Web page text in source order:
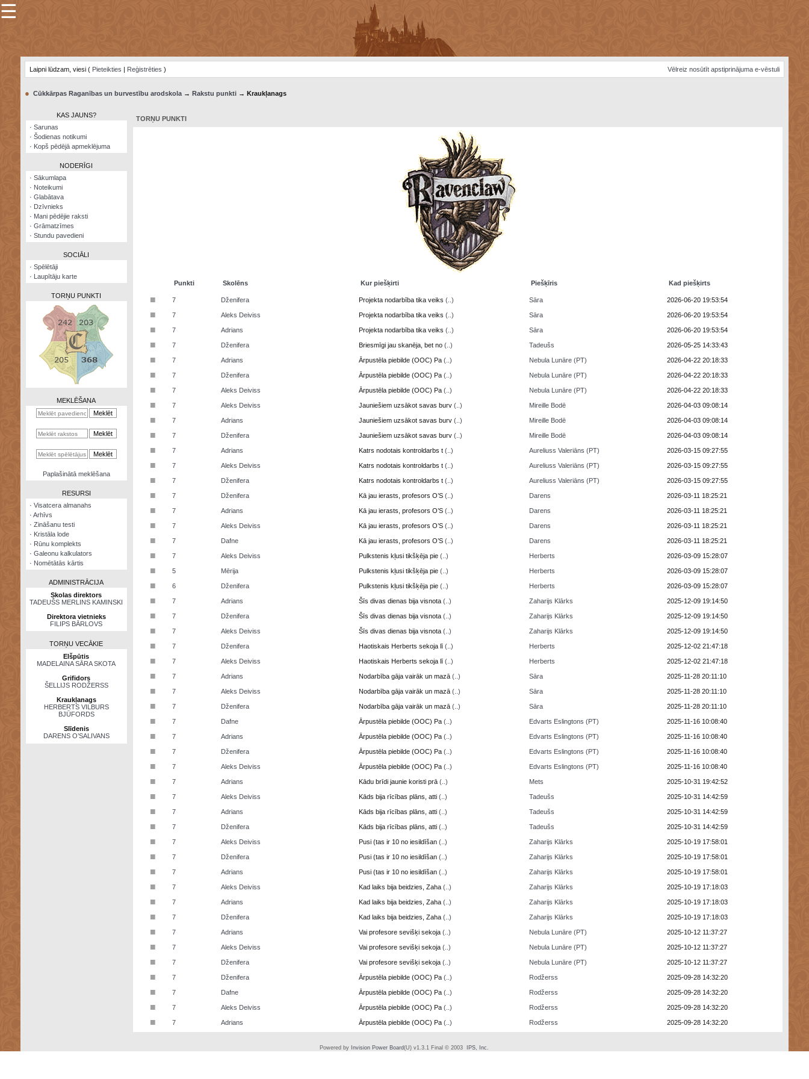
×
Šodienas
Visatcera
almanahs
kalkulators
☰
Laipni lūdzam, viesi ( Pieteikties | Reģistrēties ) Vēlreiz nosūtīt apstiprinājuma e-vēstuli
● Cūkkārpas Raganības un burvestību arodskola→ Rakstu punkti→ Kraukļanags
KAS JAUNS?
· Sarunas
· Šodienas notikumi
· Kopš pēdējā apmeklējuma
NODERĪGI
· Sākumlapa
· Noteikumi
· Glabātava
· Dzīvnieks
· Mani pēdējie raksti
· Grāmatzīmes
· Stundu pavedieni
SOCIĀLI
· Spēlētāji
· Laupītāju karte
TORŅU PUNKTI
MEKLĒŠANA
Paplašinātā meklēšana
RESURSI
· Visatcera almanahs
· Arhīvs
· Zināšanu testi
· Kristāla lode
· Rūnu komplekts
· Galeonu kalkulators
· Nomētātās kārtis
ADMINISTRĀCIJA
Skolas direktors
TADEUŠS MERLINS KAMINSKI
Direktora vietnieks
FILIPS BĀRLOVS
TORŅU VECĀKIE
Elšpūtis
MADELAINA SĀRA SKOTA
Grifidors
ŠELLIJS RODŽERSS
Kraukļanags
HERBERTS VILBURS
BJŪFORDS
Slīdenis
DARENS O’SALIVANS
TORŅU PUNKTI
Punkti Skolēns Kur piešķirti Piešķīris Kad piešķirts
■ 7 Dženifera Projekta nodarbība tika veiks (..) Sāra 2026-06-20 19:53:54
■ 7 Aleks Deiviss Projekta nodarbība tika veiks (..) Sāra 2026-06-20 19:53:54
■ 7 Adrians Projekta nodarbība tika veiks (..) Sāra 2026-06-20 19:53:54
■ 7 Dženifera Briesmīgi jau skanēja, bet no (..) Tadeušs 2026-05-25 14:33:43
■ 7 Adrians Ārpustēla piebilde (OOC) Pa (..) Nebula Lunāre (PT) 2026-04-22 20:18:33
■ 7 Dženifera Ārpustēla piebilde (OOC) Pa (..) Nebula Lunāre (PT) 2026-04-22 20:18:33
■ 7 Aleks Deiviss Ārpustēla piebilde (OOC) Pa (..) Nebula Lunāre (PT) 2026-04-22 20:18:33
■ 7 Aleks Deiviss Jauniešiem uzsākot savas burv (..) Mireille Bodē 2026-04-03 09:08:14
■ 7 Adrians Jauniešiem uzsākot savas burv (..) Mireille Bodē 2026-04-03 09:08:14
■ 7 Dženifera Jauniešiem uzsākot savas burv (..) Mireille Bodē 2026-04-03 09:08:14
■ 7 Adrians Katrs nodotais kontroldarbs t (..) Aureliuss Valeriāns (PT) 2026-03-15 09:27:55
■ 7 Aleks Deiviss Katrs nodotais kontroldarbs t (..) Aureliuss Valeriāns (PT) 2026-03-15 09:27:55
■ 7 Dženifera Katrs nodotais kontroldarbs t (..) Aureliuss Valeriāns (PT) 2026-03-15 09:27:55
■ 7 Dženifera Kā jau ierasts, profesors O’S (..) Darens 2026-03-11 18:25:21
■ 7 Adrians Kā jau ierasts, profesors O’S (..) Darens 2026-03-11 18:25:21
■ 7 Aleks Deiviss Kā jau ierasts, profesors O’S (..) Darens 2026-03-11 18:25:21
■ 7 Dafne Kā jau ierasts, profesors O’S (..) Darens 2026-03-11 18:25:21
■ 7 Aleks Deiviss Pulkstenis kļusi tikšķēja pie (..) Herberts 2026-03-09 15:28:07
■ 5 Mērija Pulkstenis kļusi tikšķēja pie (..) Herberts 2026-03-09 15:28:07
■ 6 Dženifera Pulkstenis kļusi tikšķēja pie (..) Herberts 2026-03-09 15:28:07
■ 7 Adrians Šīs divas dienas bija visnota (..) Zaharijs Klārks 2025-12-09 19:14:50
■ 7 Dženifera Šīs divas dienas bija visnota (..) Zaharijs Klārks 2025-12-09 19:14:50
■ 7 Aleks Deiviss Šīs divas dienas bija visnota (..) Zaharijs Klārks 2025-12-09 19:14:50
■ 7 Dženifera Haotiskais Herberts sekoja lī (..) Herberts 2025-12-02 21:47:18
■ 7 Aleks Deiviss Haotiskais Herberts sekoja lī (..) Herberts 2025-12-02 21:47:18
■ 7 Adrians Nodarbība gāja vairāk un mazā (..) Sāra 2025-11-28 20:11:10
■ 7 Aleks Deiviss Nodarbība gāja vairāk un mazā (..) Sāra 2025-11-28 20:11:10
■ 7 Dženifera Nodarbība gāja vairāk un mazā (..) Sāra 2025-11-28 20:11:10
■ 7 Dafne Ārpustēla piebilde (OOC) Pa (..) Edvarts Eslingtons (PT) 2025-11-16 10:08:40
■ 7 Adrians Ārpustēla piebilde (OOC) Pa (..) Edvarts Eslingtons (PT) 2025-11-16 10:08:40
■ 7 Dženifera Ārpustēla piebilde (OOC) Pa (..) Edvarts Eslingtons (PT) 2025-11-16 10:08:40
■ 7 Aleks Deiviss Ārpustēla piebilde (OOC) Pa (..) Edvarts Eslingtons (PT) 2025-11-16 10:08:40
■ 7 Adrians Kādu brīdi jaunie koristi prā (..) Mets 2025-10-31 19:42:52
■ 7 Aleks Deiviss Kāds bija rīcības plāns, atti (..) Tadeušs 2025-10-31 14:42:59
■ 7 Adrians Kāds bija rīcības plāns, atti (..) Tadeušs 2025-10-31 14:42:59
■ 7 Dženifera Kāds bija rīcības plāns, atti (..) Tadeušs 2025-10-31 14:42:59
■ 7 Aleks Deiviss Pusi (tas ir 10 no iesildīšan (..) Zaharijs Klārks 2025-10-19 17:58:01
■ 7 Dženifera Pusi (tas ir 10 no iesildīšan (..) Zaharijs Klārks 2025-10-19 17:58:01
■ 7 Adrians Pusi (tas ir 10 no iesildīšan (..) Zaharijs Klārks 2025-10-19 17:58:01
■ 7 Aleks Deiviss Kad laiks bija beidzies, Zaha (..) Zaharijs Klārks 2025-10-19 17:18:03
■ 7 Adrians Kad laiks bija beidzies, Zaha (..) Zaharijs Klārks 2025-10-19 17:18:03
■ 7 Dženifera Kad laiks bija beidzies, Zaha (..) Zaharijs Klārks 2025-10-19 17:18:03
■ 7 Adrians Vai profesore sevišķi sekoja (..) Nebula Lunāre (PT) 2025-10-12 11:37:27
■ 7 Aleks Deiviss Vai profesore sevišķi sekoja (..) Nebula Lunāre (PT) 2025-10-12 11:37:27
■ 7 Dženifera Vai profesore sevišķi sekoja (..) Nebula Lunāre (PT) 2025-10-12 11:37:27
■ 7 Dženifera Ārpustēla piebilde (OOC) Pa (..) Rodžerss 2025-09-28 14:32:20
■ 7 Dafne Ārpustēla piebilde (OOC) Pa (..) Rodžerss 2025-09-28 14:32:20
■ 7 Aleks Deiviss Ārpustēla piebilde (OOC) Pa (..) Rodžerss 2025-09-28 14:32:20
■ 7 Adrians Ārpustēla piebilde (OOC) Pa (..) Rodžerss 2025-09-28 14:32:20
Powered by Invision Power Board(U) v1.3.1 Final © 2003 IPS, Inc.